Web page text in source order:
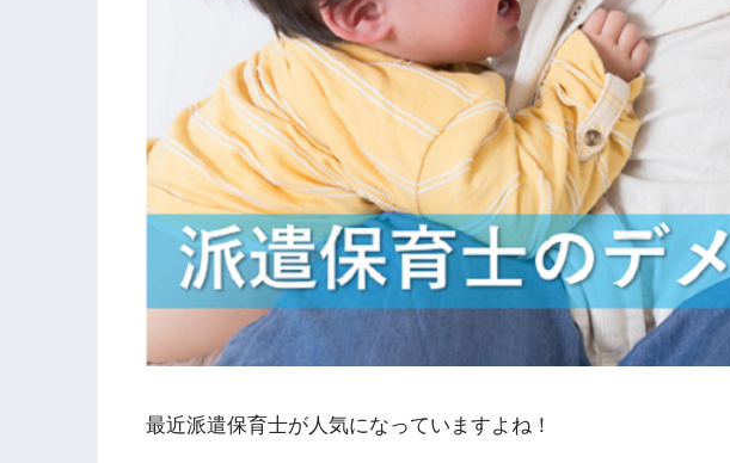
最近派遣保育士が人気になっていますよね！